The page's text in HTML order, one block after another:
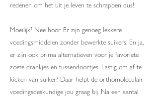
redenen om het uit je leven te schrappen dus!
Moeilijk? Nee hoor. Er zijn genoeg lekkere
voedingsmiddelen zonder bewerkte suikers. En ja,
er zijn ook prima alternatieven voor je favoriete
zoete drankjes en tussendoortjes. Lastig om af te
kicken van suiker? Daar helpt de orthomoleculair
voedingsdeskundige jou graag bij. Na een aantal